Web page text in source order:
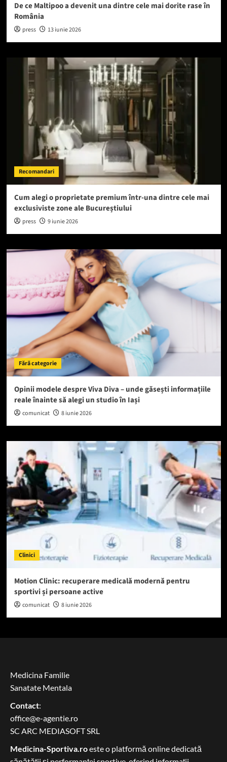
De ce Maltipoo a devenit una dintre cele mai dorite rase în
România
press 13 iunie 2026
Recomandari
Cum alegi o proprietate premium într-una dintre cele mai
exclusiviste zone ale Bucureștiului
press 9 iunie 2026
Fără categorie
Opinii modele despre Viva Diva – unde găsești informațiile
reale înainte să alegi un studio în Iași
comunicat 8 iunie 2026
Clinici
Motion Clinic: recuperare medicală modernă pentru
sportivi și persoane active
comunicat 8 iunie 2026
Medicina Familie
Sanatate Mentala
Contact:
office@e-agentie.ro
SC ARC MEDIASOFT SRL
Medicina-Sportiva.roeste o platformă online dedicată